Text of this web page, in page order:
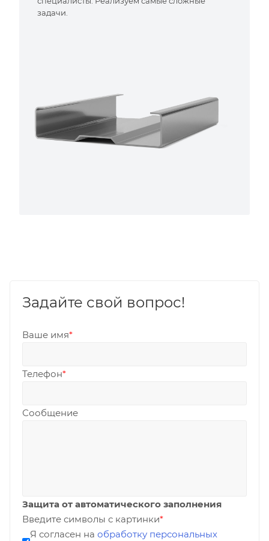
задачи.
Задайте свой вопрос!
Ваше имя*
Телефон*
Сообщение
Защита от автоматического заполнения
Введите символы с картинки*
Я согласен на обработку персональных